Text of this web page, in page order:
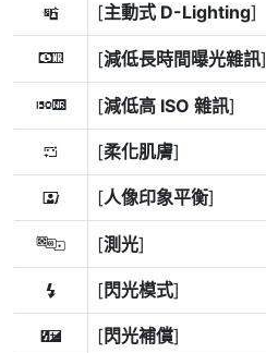
y [主動式 D-Lighting]
q [減低長時間曝光雜訊]
r [減低高 ISO 雜訊]
h [柔化肌膚]
i [人像印象平衡]
w [測光]
c [閃光模式]
Y [閃光補償]